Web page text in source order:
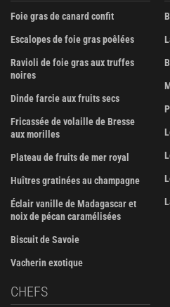
Foie gras de canard confit
Escalopes de foie gras poêlées
Ravioli de foie gras aux truffes
noires
Dinde farcie aux fruits secs
Fricassée de volaille de Bresse
aux morilles
Plateau de fruits de mer royal
Huîtres gratinées au champagne
Éclair vanille de Madagascar et
noix de pécan caramélisées
Biscuit de Savoie
Vacherin exotique
CHEFS